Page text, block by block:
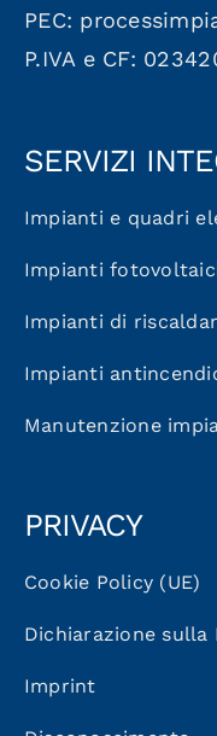
PEC:
P.IVA e CF:
SERVIZI
Impianti e quadri
Impianti
Impianti di
Impianti
Manutenzione
PRIVACY
Cookie Policy (UE)
Dichiarazione sulla
Imprint